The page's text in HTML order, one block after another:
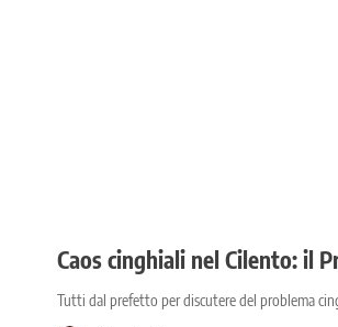
Caos cinghiali nel Cilento: il
Tutti dal prefetto per discutere del problema